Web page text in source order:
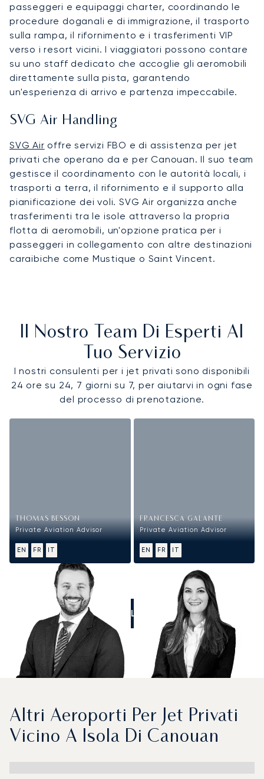
passeggeri e equipaggi charter, coordinando le
procedure doganali e di immigrazione, il trasporto
sulla rampa, il rifornimento e i trasferimenti VIP
verso i resort vicini. I viaggiatori possono contare
su uno staff dedicato che accoglie gli aeromobili
direttamente sulla pista, garantendo
un'esperienza di arrivo e partenza impeccabile.
SVG Air Handling
SVG Air offre servizi FBO e di assistenza per jet
privati che operano da e per Canouan. Il suo team
gestisce il coordinamento con le autorità locali, i
trasporti a terra, il rifornimento e il supporto alla
pianificazione dei voli. SVG Air organizza anche
trasferimenti tra le isole attraverso la propria
flotta di aeromobili, un'opzione pratica per i
passeggeri in collegamento con altre destinazioni
caraibiche come Mustique o Saint Vincent.
Il Nostro Team Di Esperti Al
Tuo Servizio
I nostri consulenti per i jet privati sono disponibili
24 ore su 24, 7 giorni su 7, per aiutarvi in ogni fase
del processo di prenotazione.
THOMAS BESSON
Private Aviation Advisor
EN FR IT
FRANCESCA GALANTE
Private Aviation Advisor
EN FR IT
CALL US
Altri Aeroporti Per Jet Privati
Vicino A Isola Di Canouan